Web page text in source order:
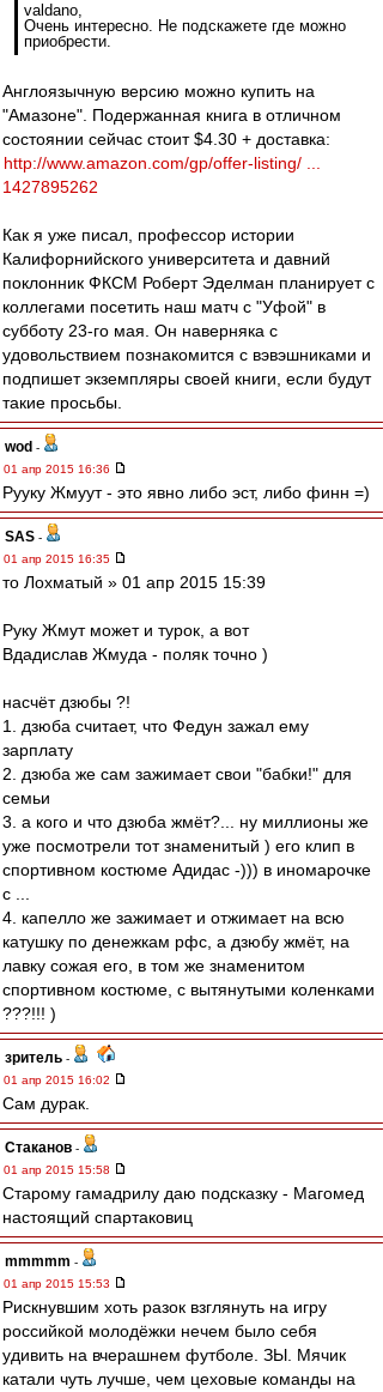
valdano,
Очень интересно. Не подскажете где можно
приобрести.
Англоязычную версию можно купить на
"Амазоне". Подержанная книга в отличном
состоянии сейчас стоит $4.30 + доставка:
http://www.amazon.com/gp/offer-listing/ ...
1427895262
Как я уже писал, профессор истории
Калифорнийского университета и давний
поклонник ФКСМ Роберт Эделман планирует с
коллегами посетить наш матч с "Уфой" в
субботу 23-го мая. Он наверняка с
удовольствием познакомится с вэвэшниками и
подпишет экземпляры своей книги, если будут
такие просьбы.
wod -
01 апр 2015 16:36
Рууку Жмуут - это явно либо эст, либо финн =)
SAS -
01 апр 2015 16:35
то Лохматый » 01 апр 2015 15:39
Руку Жмут может и турок, а вот
Вдадислав Жмуда - поляк точно )
насчёт дзюбы ?!
1. дзюба считает, что Федун зажал ему
зарплату
2. дзюба же сам зажимает свои "бабки!" для
семьи
3. а кого и что дзюба жмёт?... ну миллионы же
уже посмотрели тот знаменитый ) его клип в
спортивном костюме Адидас -))) в иномарочке
с ...
4. капелло же зажимает и отжимает на всю
катушку по денежкам рфс, а дзюбу жмёт, на
лавку сожая его, в том же знаменитом
спортивном костюме, с вытянутыми коленками
???!!! )
зpитель -
01 апр 2015 16:02
Сам дурак.
Cтаканов -
01 апр 2015 15:58
Старому гамадрилу даю подсказку - Магомед
настоящий спартаковиц
mmmmm -
01 апр 2015 15:53
Рискнувшим хоть разок взглянуть на игру
российкой молодёжки нечем было себя
удивить на вчерашнем футболе. ЗЫ. Мячик
катали чуть лучше, чем цеховые команды на